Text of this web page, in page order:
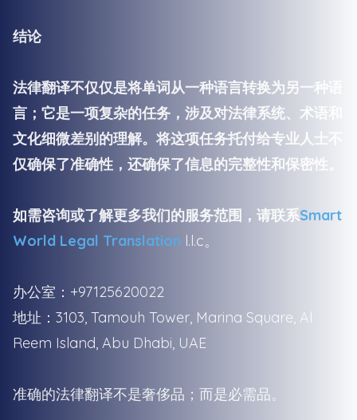
结论
法律翻译不仅仅是将单词从一种语言转换为另一种语
言；它是一项复杂的任务，涉及对法律系统、术语和
文化细微差别的理解。将这项任务托付给专业人士不
仅确保了准确性，还确保了信息的完整性和保密性。
如需咨询或了解更多我们的服务范围，请联系Smart
World Legal Translation l.l.c。
办公室：+97125620022
地址：3103, Tamouh Tower, Marina Square, Al
Reem Island, Abu Dhabi, UAE
准确的法律翻译不是奢侈品；而是必需品。